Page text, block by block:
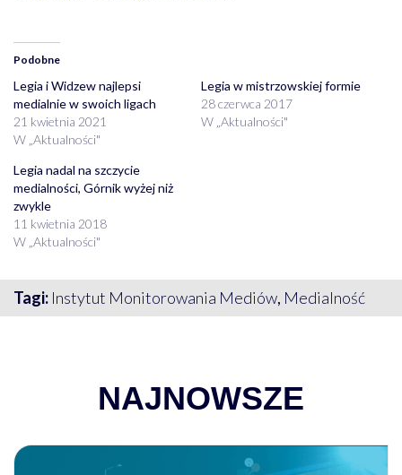
Podobne
Legia i Widzew najlepsi
medialnie w swoich ligach
21 kwietnia 2021
W „Aktualności"
Legia w mistrzowskiej formie
28 czerwca 2017
W „Aktualności"
Legia nadal na szczycie
medialności, Górnik wyżej niż
zwykle
11 kwietnia 2018
W „Aktualności"
Tagi: Instytut Monitorowania Mediów, Medialność
NAJNOWSZE